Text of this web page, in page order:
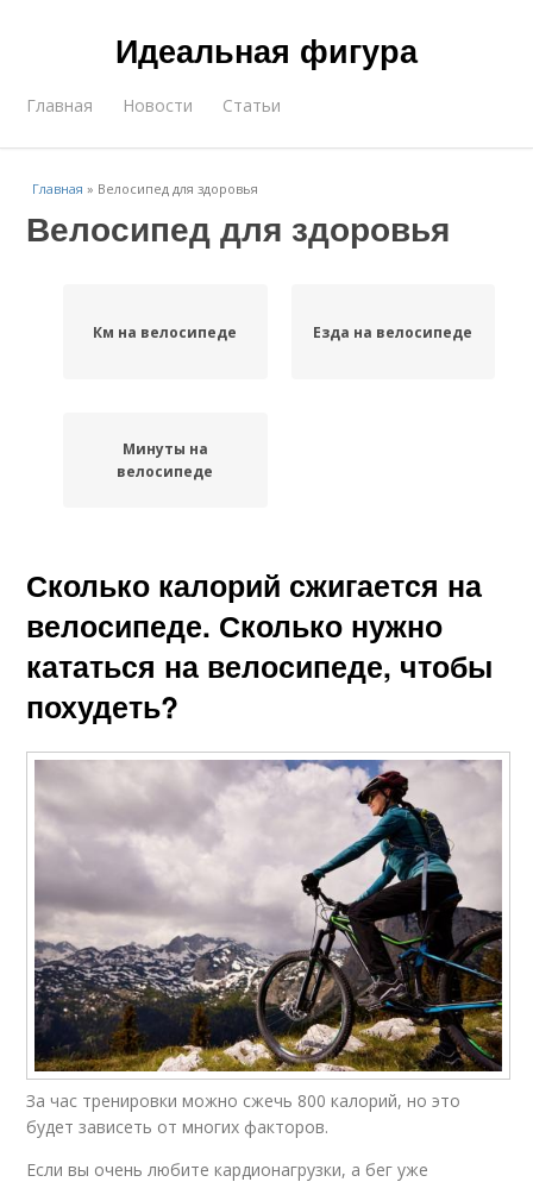
Идеальная фигура
Главная Новости Статьи
Главная » Велосипед для здоровья
Велосипед для здоровья
Км на велосипеде Езда на велосипеде
Минуты на
велосипеде
Сколько калорий сжигается на
велосипеде. Сколько нужно
кататься на велосипеде, чтобы
похудеть?
За час тренировки можно сжечь 800 калорий, но это
будет зависеть от многих факторов.
Если вы очень любите кардионагрузки, а бег уже